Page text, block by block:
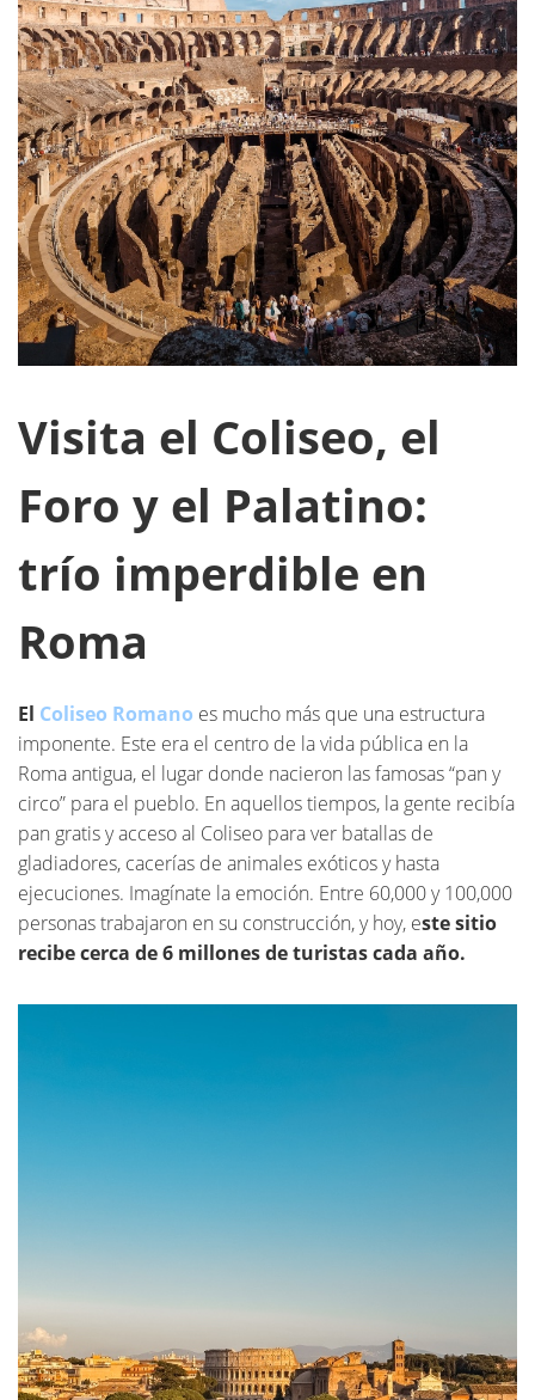
Visita el Coliseo, el
Foro y el Palatino:
trío imperdible en
Roma
El Coliseo Romano es mucho más que una estructura
imponente. Este era el centro de la vida pública en la
Roma antigua, el lugar donde nacieron las famosas “pan y
circo” para el pueblo. En aquellos tiempos, la gente recibía
pan gratis y acceso al Coliseo para ver batallas de
gladiadores, cacerías de animales exóticos y hasta
ejecuciones. Imagínate la emoción. Entre 60,000 y 100,000
personas trabajaron en su construcción, y hoy, este sitio
recibe cerca de 6 millones de turistas cada año.